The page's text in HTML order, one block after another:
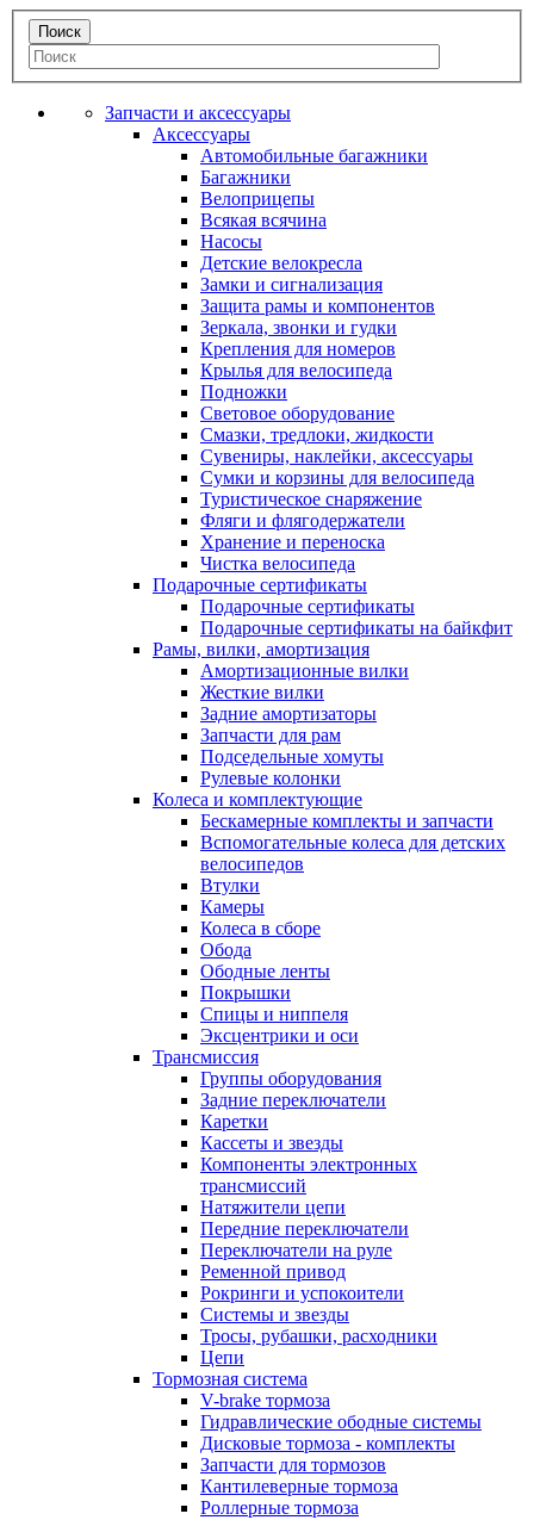
Запчасти и аксессуары
Аксессуары
Автомобильные багажники
Багажники
Велоприцепы
Всякая всячина
Насосы
Детские велокресла
Замки и сигнализация
Защита рамы и компонентов
Зеркала, звонки и гудки
Крепления для номеров
Крылья для велосипеда
Подножки
Световое оборудование
Смазки, тредлоки, жидкости
Сувениры, наклейки, аксессуары
Сумки и корзины для велосипеда
Туристическое снаряжение
Фляги и флягодержатели
Хранение и переноска
Чистка велосипеда
Подарочные сертификаты
Подарочные сертификаты
Подарочные сертификаты на байкфит
Рамы, вилки, амортизация
Амортизационные вилки
Жесткие вилки
Задние амортизаторы
Запчасти для рам
Подседельные хомуты
Рулевые колонки
Колеса и комплектующие
Бескамерные комплекты и запчасти
Вспомогательные колеса для детских
велосипедов
Втулки
Камеры
Колеса в сборе
Обода
Ободные ленты
Покрышки
Спицы и ниппеля
Эксцентрики и оси
Трансмиссия
Группы оборудования
Задние переключатели
Каретки
Кассеты и звезды
Компоненты электронных
трансмиссий
Натяжители цепи
Передние переключатели
Переключатели на руле
Ременной привод
Рокринги и успокоители
Системы и звезды
Тросы, рубашки, расходники
Цепи
Тормозная система
V-brake тормоза
Гидравлические ободные системы
Дисковые тормоза - комплекты
Запчасти для тормозов
Кантилеверные тормоза
Роллерные тормоза